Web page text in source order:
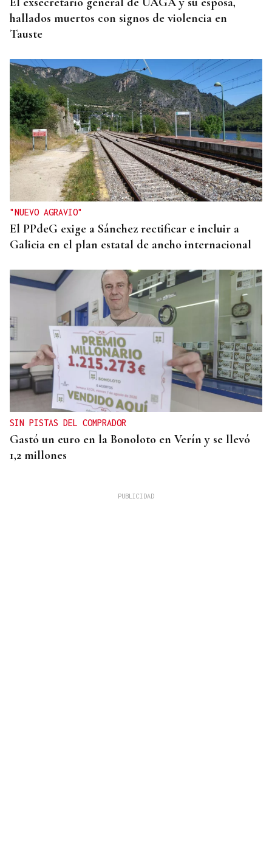
hallados muertos con signos de violencia en
Tauste
"NUEVO AGRAVIO"
El PPdeG exige a Sánchez rectificar e incluir a
Galicia en el plan estatal de ancho internacional
SIN PISTAS DEL COMPRADOR
Gastó un euro en la Bonoloto en Verín y se llevó
1,2 millones